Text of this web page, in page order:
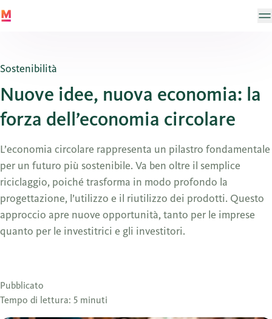
Sostenibilità
Nuove idee, nuova economia: la
forza dell’economia circolare
L’economia circolare rappresenta un pilastro fondamentale
per un futuro più sostenibile. Va ben oltre il semplice
riciclaggio, poiché trasforma in modo profondo la
progettazione, l’utilizzo e il riutilizzo dei prodotti. Questo
approccio apre nuove opportunità, tanto per le imprese
quanto per le investitrici e gli investitori.
Pubblicato
Tempo di lettura: 5 minuti